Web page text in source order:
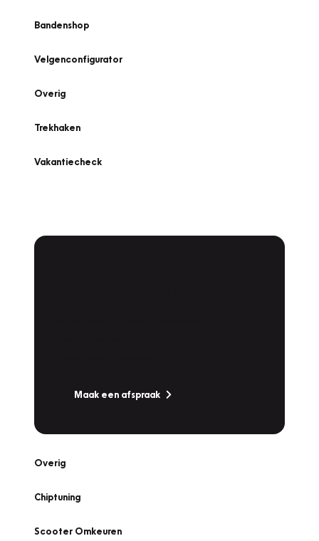
Bandenshop
Velgenconfigurator
Overig
Trekhaken
Vakantiecheck
Maak een afspraak
Overig
Chiptuning
Scooter Omkeuren